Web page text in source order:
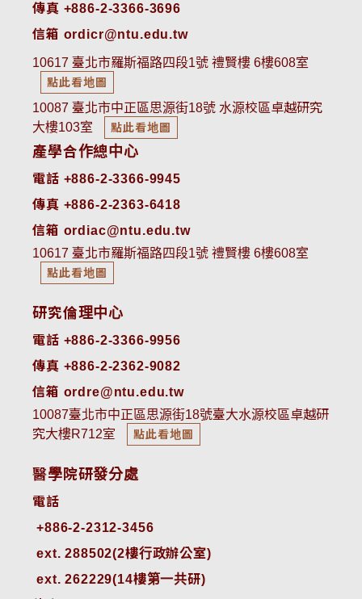
傳真 +886-2-3366-3696
信箱 ordicr@ntu.edu.tw
10617 臺北市羅斯福路四段1號 禮賢樓 6樓608室
點此看地圖
10087 臺北市中正區思源街18號 水源校區卓越研究
大樓103室
點此看地圖
產學合作總中心
電話 +886-2-3366-9945
傳真 +886-2-2363-6418
信箱 ordiac@ntu.edu.tw
10617 臺北市羅斯福路四段1號 禮賢樓 6樓608室
點此看地圖
研究倫理中心
電話 +886-2-3366-9956
傳真 +886-2-2362-9082
信箱 ordre@ntu.edu.tw
10087臺北市中正區思源街18號臺大水源校區卓越研
究大樓R712室
點此看地圖
醫學院研發分處
電話
ext. 288502(2樓行政辦公室)
ext. 262229(14樓第一共研)